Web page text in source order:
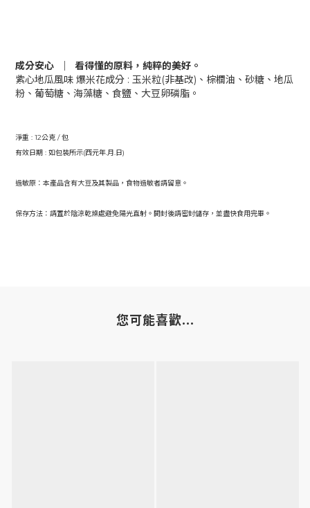
成分安心 ｜ 看得懂的原料，純粹的美好。
紫心地瓜風味 爆米花成分 : 玉米粒(非基改)、棕櫚油、砂糖、地瓜
粉、葡萄糖、海藻糖、食鹽、大豆卵磷脂。
淨重 : 12公克 / 包
有效日期 : 如包裝所示(西元年.月.日)
過敏原：本產品含有大豆及其製品， 食物過敏者請留意。
保存方法：請置於陰涼乾燥處避免陽光直射。開封後請密封儲存， 並盡快食用完畢。
您可能喜歡...